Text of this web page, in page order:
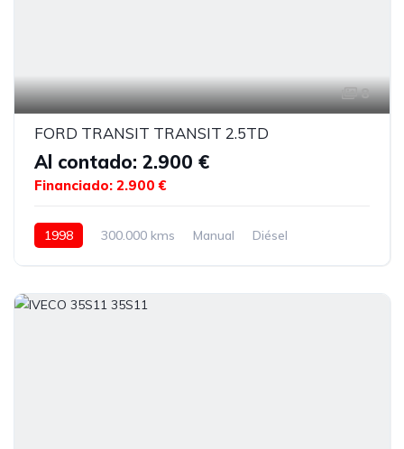
8
FORD TRANSIT TRANSIT 2.5TD
Al contado: 2.900 €
Financiado: 2.900 €
1998 300.000 kms Manual Diésel